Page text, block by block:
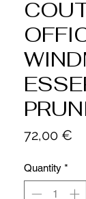
72,00 €
Quantity *